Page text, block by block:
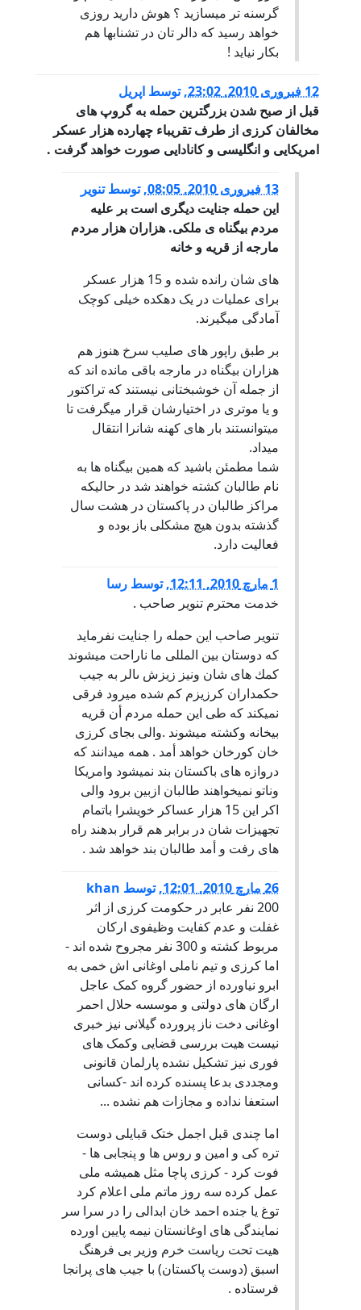
گرسنه تر میسازید ؟ هوش دارید روزی
خواهد رسید که دالر تان در تشنابها هم
بکار نیاید !
12 فبروری 2010, 23:02 ,توسط اپریل
قبل از صبح شدن بزرگترین حمله به گروپ های
مخالفان کرزی از طرف تقریباء چهارده هزار عسکر
امریکایی و انگلیسی و کانادایی صورت خواهد گرفت .
13 فبروری 2010, 08:05 ,توسطتنویر
این حمله جنایت دیگری است بر علیه
مردم بیگناه ی ملکی. هزاران هزار مردم
مارجه از قریه و خانه
های شان رانده شده و 15 هزار عسکر
برای عملیات در یک دهکده خیلی کوچک
آمادگی میگیرند.
بر طبق راپور های صلیب سرخ هنوز هم
هزاران بیگناه در مارجه باقی مانده اند که
از جمله آن خوشبختانی نیستند که تراکتور
و یا موتری در اختیارشان قرار میگرفت تا
میتوانستند بار های کهنه شانرا انتقال
میداد.
شما مطمئن باشید که همین بیگناه ها به
نام طالبان کشته خواهند شد در حالیکه
مراکز طالبان در پاکستان در هشت سال
گذشته بدون هیچ مشکلی باز بوده و
فعالیت دارد.
1 مارچ 2010, 12:11 ,توسط رسا
خدمت محترم تنوير صاحب .
تنوير صاحب اين حمله را جنايت نفرمايد
كه دوستان بين المللى ما ناراحت ميشوند
كمك هاى شان ونيز زيزش ىالر به جيب
حكمداران كرزيزم كم شده ميرود فرقى
نميكند كه طى اين حمله مردم أن قريه
بيخانه وكشته ميشوند .والى بجاى كرزى
خان كورخان خواهد أمد . همه ميدانند كه
دروازه هاى باكستان بند نميشود وامريكا
وناتو نميخواهند طالبان ازبين برود والى
اكر اين 15 هزار عساكر خويشرا باتمام
تجهيزات شان در برابر هم قرار بدهند راه
هاى رفت و أمد طالبان بند خواهد شد .
26 مارچ 2010, 12:01 ,توسط khan
200 نفر عابر در حکومت کرزی از اثر
غفلت و عدم کفایت وظیفوی ارکان
مربوط کشته و 300 نفر مجروح شده اند -
اما کرزی و تیم ناملی اوغانی اش خمی به
ابرو نیاورده از حضور گروه کمک عاجل
ارگان های دولتی و موسسه حلال احمر
اوغانی دخت ناز پرورده گیلانی نیز خبری
نیست هیت بررسی قضایی وکمک های
فوری نیز تشکیل نشده پارلمان قانونی
ومجددی بدعا پسنده کرده اند -کسانی
استعفا نداده و مجازات هم نشده ...
اما چندی قبل اجمل ختک قبایلی دوست
تره کی و امین و روس ها و پنجابی ها -
فوت کرد - کرزی پاچا مثل همیشه ملی
عمل کرده سه روز ماتم ملی اعلام کرد
توغ یا جنده احمد خان ابدالی را در سرا سر
نمایندگی های اوغانستان نیمه پایین اورده
هیت تحت ریاست خرم وزیر بی فرهنگ
اسبق (دوست پاکستان) با جیب های پرانجا
فرستاده .